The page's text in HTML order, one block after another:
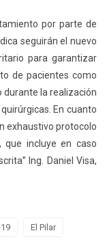
por parte de
seguirán el nuevo
para garantizar
de pacientes como
durante la realización
En cuanto
exhaustivo protocolo
que incluye en caso
Ing. Daniel Visa,
El Pilar